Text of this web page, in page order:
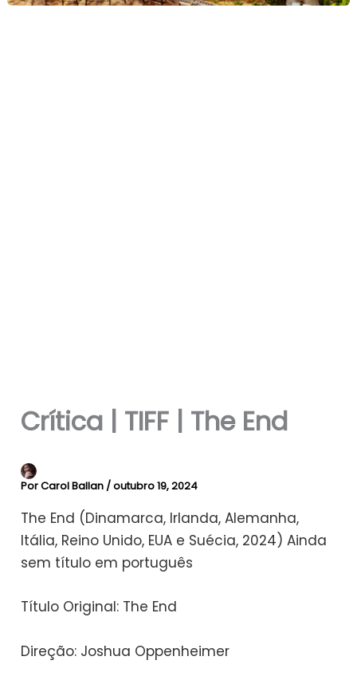
Crítica | TIFF | The End
PorCarol Ballan /outubro 19, 2024
The End (Dinamarca, Irlanda, Alemanha,
Itália, Reino Unido, EUA e Suécia, 2024) Ainda
sem título em português
Título Original: The End
Direção: Joshua Oppenheimer